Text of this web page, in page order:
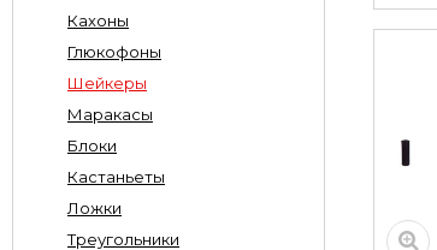
Кахоны
Глюкофоны
Шейкеры
Маракасы
Блоки
Кастаньеты
Ложки
Треугольники